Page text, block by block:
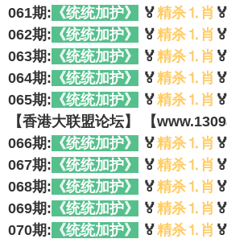
061期: 《统统加护》 🏅精杀⒈肖
062期: 《统统加护》 🏅精杀⒈肖
063期: 《统统加护》 🏅精杀⒈肖
064期: 《统统加护》 🏅精杀⒈肖
065期: 《统统加护》 🏅精杀⒈肖
【香港大联盟论坛】 【
066期: 《统统加护》 🏅精杀⒈肖
067期: 《统统加护》 🏅精杀⒈肖
068期: 《统统加护》 🏅精杀⒈肖
069期: 《统统加护》 🏅精杀⒈肖
070期: 《统统加护》 🏅精杀⒈肖